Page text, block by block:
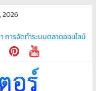
2026
ารจัดทำระบบตลาดออนไลน์
– ตอบโจทย์ทุกความต้องการ